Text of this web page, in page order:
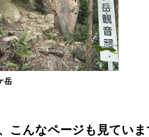
岳
こんなページも見ていま